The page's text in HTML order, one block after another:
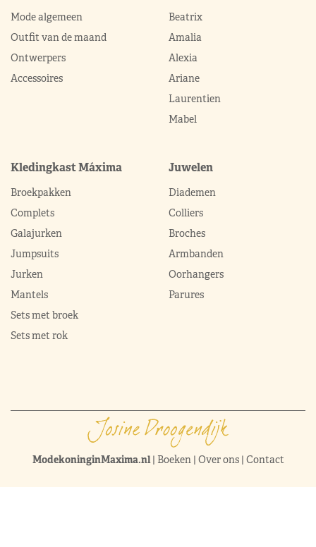
Mode algemeen
Outfit van de maand
Ontwerpers
Accessoires
Beatrix
Amalia
Alexia
Ariane
Laurentien
Mabel
Kledingkast Máxima
Broekpakken
Complets
Galajurken
Jumpsuits
Jurken
Mantels
Sets met broek
Sets met rok
Juwelen
Diademen
Colliers
Broches
Armbanden
Oorhangers
Parures
ModekoninginMaxima.nl| Boeken| Over ons| Contact